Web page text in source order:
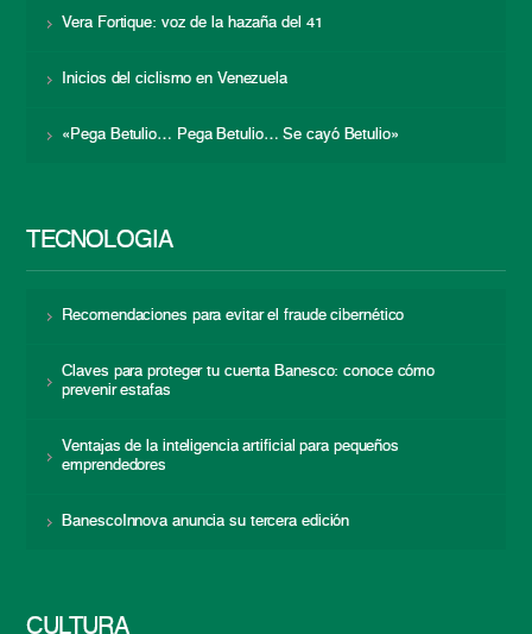
Vera Fortique: voz de la hazaña del 41
Inicios del ciclismo en Venezuela
«Pega Betulio… Pega Betulio… Se cayó Betulio»
TECNOLOGÍA
Recomendaciones para evitar el fraude cibernético
Claves para proteger tu cuenta Banesco: conoce cómo
prevenir estafas
Ventajas de la inteligencia artificial para pequeños
emprendedores
BanescoInnova anuncia su tercera edición
CULTURA